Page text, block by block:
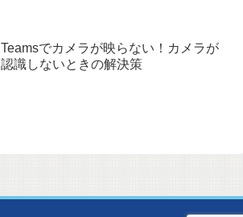
Teamsでカメラが映らない！カメラが
認識しないときの解決策